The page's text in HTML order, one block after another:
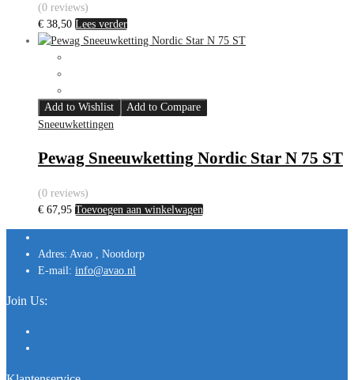
(0 reviews)
€ 38,50 Lees verder
Add to Wishlist
Add to Compare
Sneeuwkettingen
Pewag Sneeuwketting Nordic Star N 75 ST
(0 reviews)
€ 67,95 Toevoegen aan winkelwagen
Adres: Avao , Nootdorp
E-mail: info@avao.nl
Join Us: